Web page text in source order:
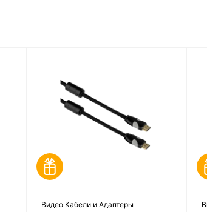
Видео Кабели и Адаптеры